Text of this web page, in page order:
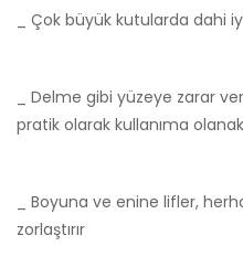
_ Çok büyük kutularda dahi
_ Delme gibi yüzeye zarar
pratik olarak kullanıma
_ Boyuna ve enine lifler,
zorlaştırır